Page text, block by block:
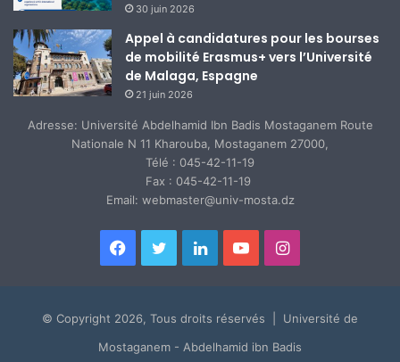
30 juin 2026
Appel à candidatures pour les bourses
de mobilité Erasmus+ vers l’Université
de Malaga, Espagne
21 juin 2026
Adresse: Université Abdelhamid Ibn Badis Mostaganem Route
Nationale N 11 Kharouba, Mostaganem 27000,
Télé : 045-42-11-19
Fax : 045-42-11-19
Email: webmaster@univ-mosta.dz
Facebook
TwitterLinkedinYouTubeInstagram
© Copyright 2026, Tous droits réservés | Université de
Mostaganem - Abdelhamid ibn Badis